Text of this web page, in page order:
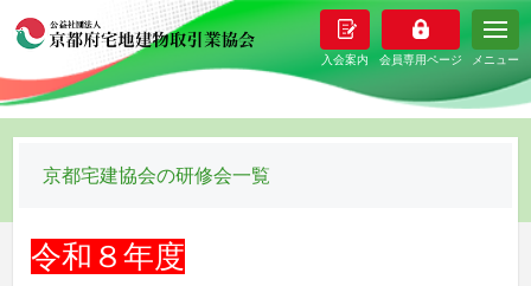
メニュー
京都宅建協会の研修会一覧
令和８年度